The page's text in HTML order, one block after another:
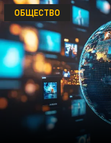
ОБЩЕСТВО